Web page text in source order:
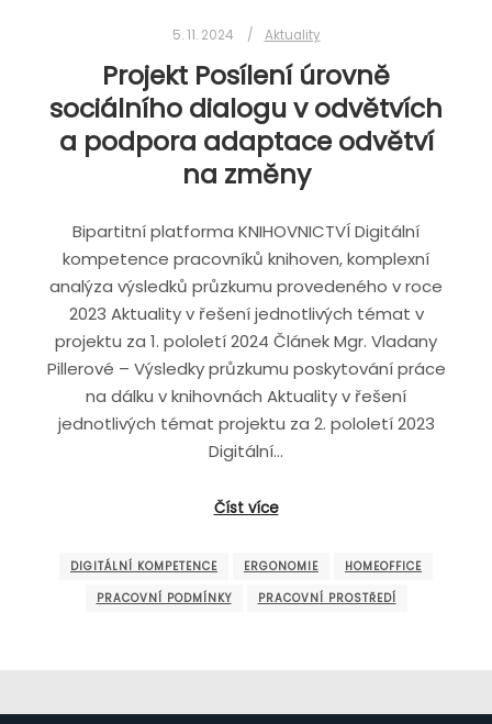
5. 11. 2024 Aktuality
Projekt Posílení úrovně
sociálního dialogu v odvětvích
a podpora adaptace odvětví
na změny
Bipartitní platforma KNIHOVNICTVÍ Digitální
kompetence pracovníků knihoven, komplexní
analýza výsledků průzkumu provedeného v roce
2023 Aktuality v řešení jednotlivých témat v
projektu za 1. pololetí 2024 Článek Mgr. Vladany
Pillerové – Výsledky průzkumu poskytování práce
na dálku v knihovnách Aktuality v řešení
jednotlivých témat projektu za 2. pololetí 2023
Digitální…
Číst více
DIGITÁLNÍ KOMPETENCE ERGONOMIE
HOMEOFFICE
PRACOVNÍ PODMÍNKY
PRACOVNÍ PROSTŘEDÍ